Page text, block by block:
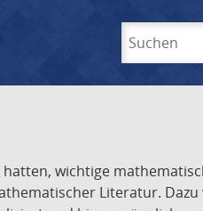
wichtige
Literatur.